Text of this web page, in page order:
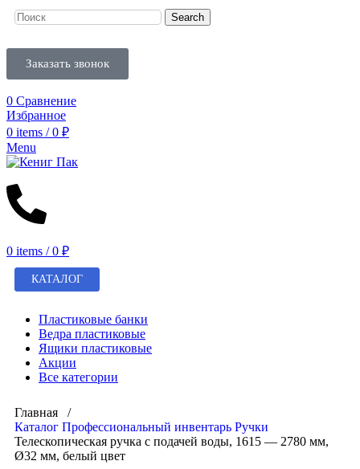
Search
Заказать звонок
0 Сравнение
Избранное
0 items / 0 ₽
Menu
0 items / 0 ₽
КАТАЛОГ
Пластиковые банки
Ведра пластиковые
Ящики пластиковые
Акции
Все категории
Главная /
Каталог Профессиональный инвентарь Ручки
Телескопическая ручка с подачей воды, 1615 — 2780 мм,
Ø32 мм, белый цвет